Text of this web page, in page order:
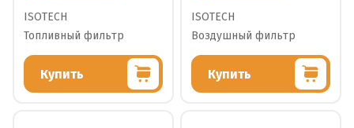
ISOTECH
Топливный фильтр
Купить
ISOTECH
Воздушный фильтр
Купить